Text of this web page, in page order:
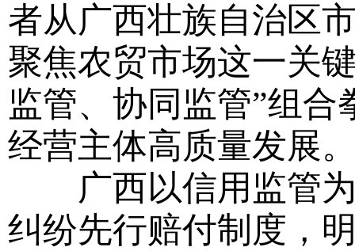
者从广西壮族自治区
聚焦农贸市场这一关
监管、协同监管”组
经营主体高质量发展
广西以信用监管为
纠纷先行赔付制度，